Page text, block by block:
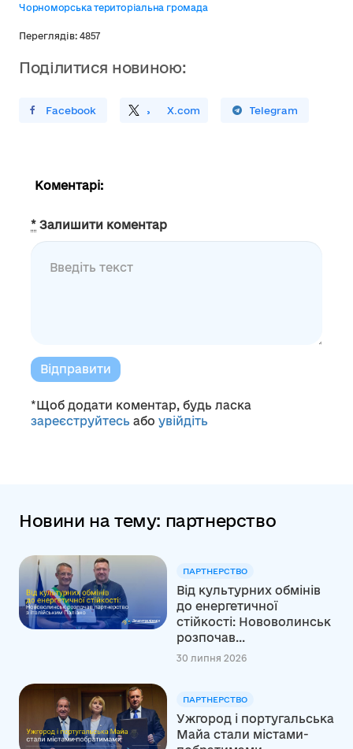
Чорноморська територіальна громада
Переглядів: 4857
Поділитися новиною:
У FacebookПоділитись X.com
Поширити У Telegram
Коментарі:
* Залишити коментар
Відправити
*Щоб додати коментар, будь ласка
зареєструйтесь або увійдіть
Новини на тему: партнерство
ПАРТНЕРСТВО
Від культурних обмінів
до енергетичної
стійкості: Нововолинськ
розпочав...
30 липня 2026
ПАРТНЕРСТВО
Ужгород і португальська
Майа стали містами-